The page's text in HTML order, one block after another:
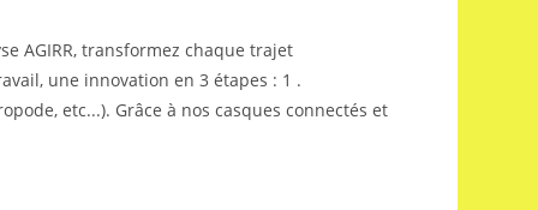
AGIRR, transformez chaque trajet
une innovation en 3 étapes : 1 .
etc...). Grâce à nos casques connectés et